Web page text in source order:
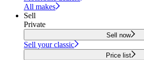
All makes
Sell
Private
Sell now
Sell your classic
Price list